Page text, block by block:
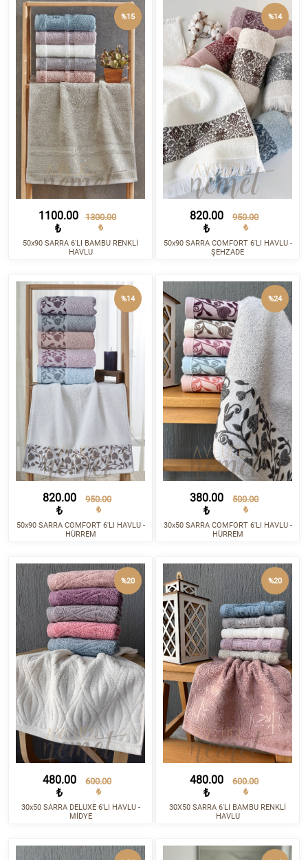
1100.00
₺
1300.00
₺
50x90 SARRA 6'LI BAMBU RENKLİ
HAVLU
%15
820.00
₺
950.00
₺
50x90 SARRA COMFORT 6'LI HAVLU -
ŞEHZADE
%14
820.00
₺
950.00
₺
50x90 SARRA COMFORT 6'LI HAVLU -
HÜRREM
%14
380.00
₺
500.00
₺
30x50 SARRA COMFORT 6'LI HAVLU -
HÜRREM
%24
480.00
₺
600.00
₺
30x50 SARRA DELUXE 6'LI HAVLU -
MİDYE
%20
480.00
₺
600.00
₺
30X50 SARRA 6'LI BAMBU RENKLİ
HAVLU
%20